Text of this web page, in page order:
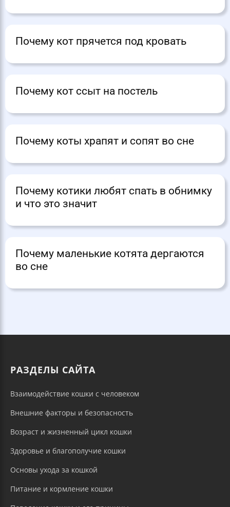
Почему кот прячется под кровать
Почему кот ссыт на постель
Почему коты храпят и сопят во сне
Почему котики любят спать в обнимку
и что это значит
Почему маленькие котята дергаются
во сне
РАЗДЕЛЫ САЙТА
Взаимодействие кошки с человеком
Внешние факторы и безопасность
Возраст и жизненный цикл кошки
Здоровье и благополучие кошки
Основы ухода за кошкой
Питание и кормление кошки